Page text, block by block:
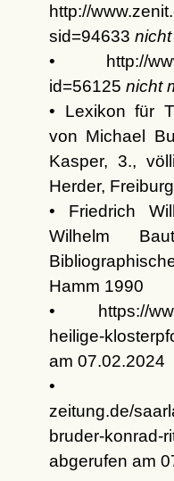
http://
sid=94633
• http://
id=56125 nicht
• Lexikon für
von Michael
Kasper, 3.,
Herder,
• Friedrich
Wilhelm
Hamm 1990
• https://
heilige-
am 07.02.2024
• https://
zeitung.de/
bruder-konrad-
abgerufen am